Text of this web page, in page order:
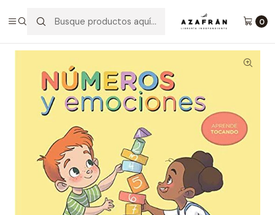
0
Números Y Emociones